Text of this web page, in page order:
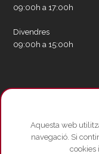
09:00h a 17:00h
Divendres
09:00h a 15:00h
Xarxes socials
Facebook
Aquesta web
navegació. Si
cookies